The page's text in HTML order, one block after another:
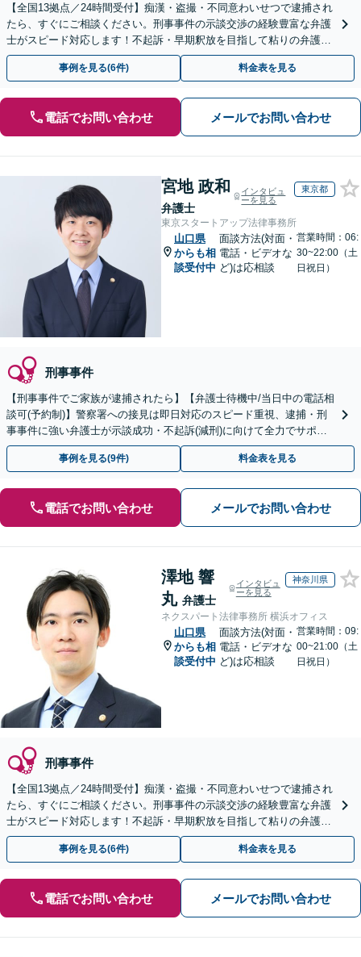
【全国13拠点／24時間受付】痴漢・盗撮・不同意わいせつで逮捕され
たら、すぐにご相談ください。刑事事件の示談交渉の経験豊富な弁護
士がスピード対応します！不起訴・早期釈放を目指して粘りの弁護活
動を行います。
事例を見る(6件) 料金表を見る
電話でお問い合わせ メールでお問い合わせ
宮地 政和
弁護士
インタビュ
ーを見る
東京都
東京スタートアップ法律事務所
山口県
からも相
談受付中
面談方法(対面・
電話・ビデオな
ど)は応相談
営業時間：06:
30~22:00（土
日祝日）
刑事事件
【刑事事件でご家族が逮捕されたら】【弁護士待機中/当日中の電話相
談可(予約制)】警察署への接見は即日対応のスピード重視、逮捕・刑
事事件に強い弁護士が示談成功・不起訴(減刑)に向けて全力でサポー
トします。【加害者側の相談専門】
事例を見る(9件) 料金表を見る
電話でお問い合わせ メールでお問い合わせ
澤地 響
丸 弁護士
インタビュ
ーを見る
神奈川県
ネクスパート法律事務所 横浜オフィス
山口県
からも相
談受付中
面談方法(対面・
電話・ビデオな
ど)は応相談
営業時間：09:
00~21:00（土
日祝日）
刑事事件
【全国13拠点／24時間受付】痴漢・盗撮・不同意わいせつで逮捕され
たら、すぐにご相談ください。刑事事件の示談交渉の経験豊富な弁護
士がスピード対応します！不起訴・早期釈放を目指して粘りの弁護活
動を行います。
事例を見る(6件) 料金表を見る
電話でお問い合わせ メールでお問い合わせ